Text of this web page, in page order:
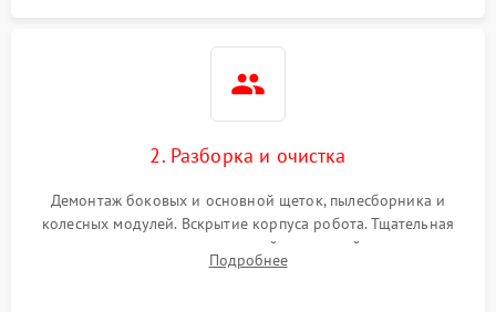
2. Разборка и очистка
Демонтаж боковых и основной щеток, пылесборника и
колесных модулей. Вскрытие корпуса робота. Тщательная
очистка внутренних полостей, шестерней и плат от
скопившейся пыли, волос и шерсти животных с
Подробнее